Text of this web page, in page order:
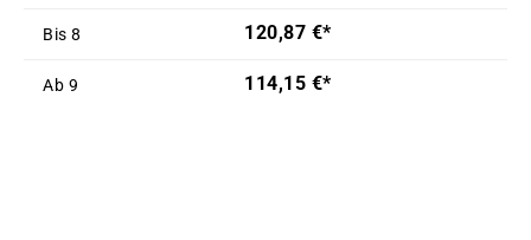
Bis 8 120,87 €*
Ab 9 114,15 €*